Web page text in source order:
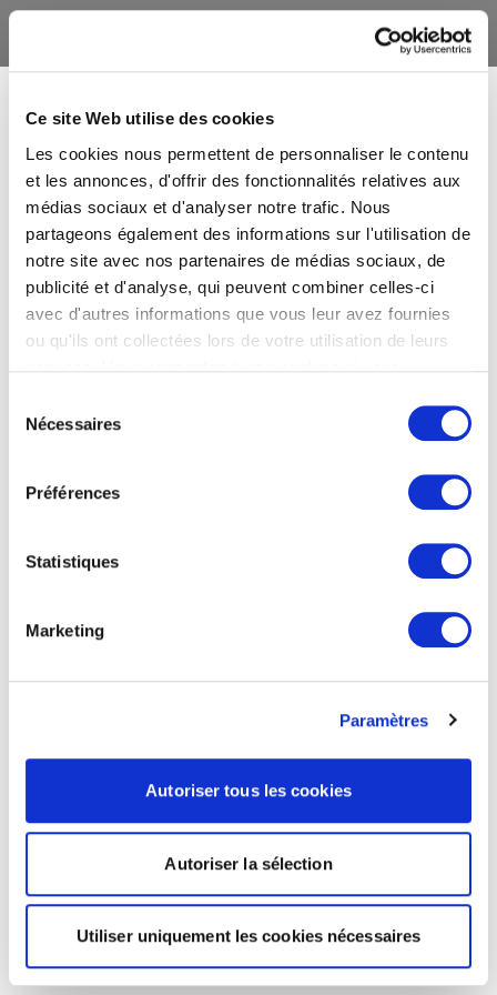
Ce site Web utilise des cookies
Les cookies nous permettent de personnaliser le contenu
et les annonces, d'offrir des fonctionnalités relatives aux
médias sociaux et d'analyser notre trafic. Nous
partageons également des informations sur l'utilisation de
notre site avec nos partenaires de médias sociaux, de
publicité et d'analyse, qui peuvent combiner celles-ci
avec d'autres informations que vous leur avez fournies
ou qu'ils ont collectées lors de votre utilisation de leurs
Nécessaires
Préférences
Statistiques
Marketing
Paramètres
Autoriser tous les cookies
Autoriser la sélection
Utiliser uniquement les cookies nécessaires